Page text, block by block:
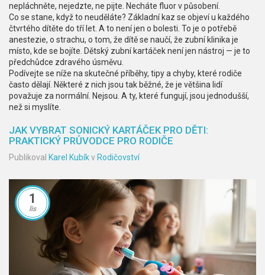
nepláchněte, nejedzte, ne pijte. Necháte fluor v působení.
Co se stane, když to neuděláte? Základní kaz se objeví u každého
čtvrtého dítěte do tří let. A to není jen o bolesti. To je o potřebě
anestezie, o strachu, o tom, že dítě se naučí, že zubní klinika je
místo, kde se bojíte. Dětský zubní kartáček není jen nástroj — je to
předchůdce zdravého úsměvu.
Podívejte se níže na skutečné příběhy, tipy a chyby, které rodiče
často dělají. Některé z nich jsou tak běžné, že je většina lidí
považuje za normální. Nejsou. A ty, které fungují, jsou jednodušší,
než si myslíte.
JAK VYBRAT SONICKÝ KARTÁČEK PRO DĚTI:
PRAKTICKÝ PRŮVODCE PRO RODIČE
Publikoval Karel Kubíkv Rodičovství
1
lis